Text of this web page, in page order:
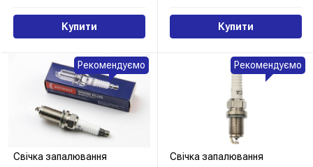
Купити Купити
Свічка запалювання
Рекомендуємо
Свічка запалювання
Рекомендуємо